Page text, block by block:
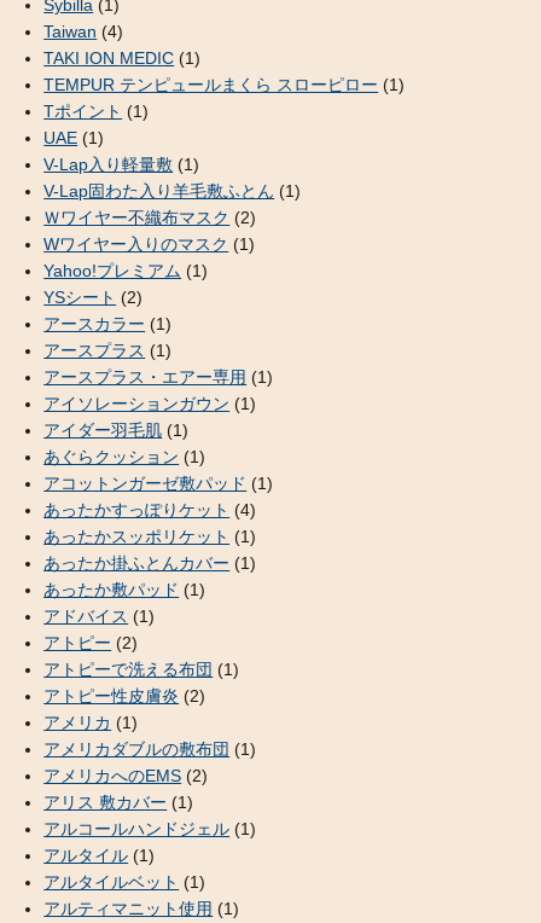
Sybilla (1)
Taiwan (4)
TAKI ION MEDIC (1)
TEMPUR テンピュールまくら スローピロー (1)
Tポイント (1)
UAE (1)
V-Lap入り軽量敷 (1)
V-Lap固わた入り羊毛敷ふとん (1)
Ｗワイヤー不織布マスク (2)
Wワイヤー入りのマスク (1)
Yahoo!プレミアム (1)
YSシート (2)
アースカラー (1)
アースプラス (1)
アースプラス・エアー専用 (1)
アイソレーションガウン (1)
アイダー羽毛肌 (1)
あぐらクッション (1)
アコットンガーゼ敷パッド (1)
あったかすっぽりケット (4)
あったかスッポリケット (1)
あったか掛ふとんカバー (1)
あったか敷パッド (1)
アドバイス (1)
アトピー (2)
アトピーで洗える布団 (1)
アトピー性皮膚炎 (2)
アメリカ (1)
アメリカダブルの敷布団 (1)
アメリカへのEMS (2)
アリス 敷カバー (1)
アルコールハンドジェル (1)
アルタイル (1)
アルタイルベット (1)
アルティマニット使用 (1)